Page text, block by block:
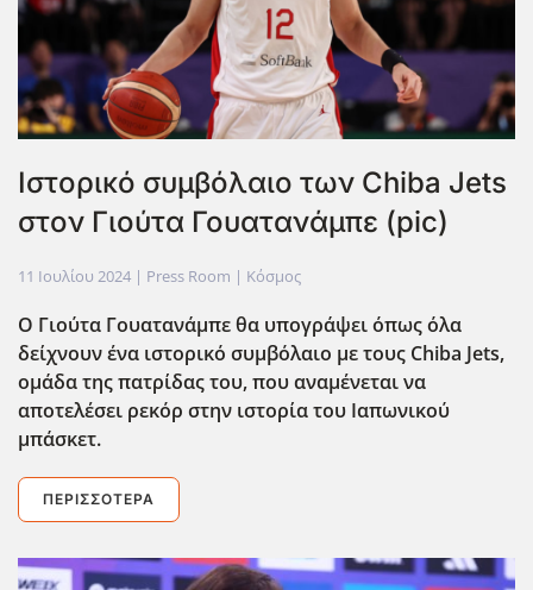
Ιστορικό συμβόλαιο των Chiba Jets
στον Γιούτα Γουατανάμπε (pic)
11 Ιουλίου 2024 | Press Room | Κόσμος
Ο Γιούτα Γουατανάμπε θα υπογράψει όπως όλα
δείχνουν ένα ιστορικό συμβόλαιο με τους Chiba Jets,
ομάδα της πατρίδας του, που αναμένεται να
αποτελέσει ρεκόρ στην ιστορία του Ιαπωνικού
μπάσκετ.
ΠΕΡΙΣΣΌΤΕΡΑ